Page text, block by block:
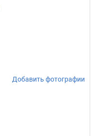
Добавить фотографии